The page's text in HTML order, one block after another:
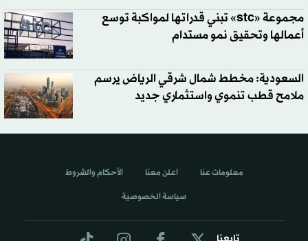
مجموعة «stc» تبني قدراتها لمواكبة توسع
أعمالها وتحقيق نمو مستدام
السعودية: مخطط شمال شرقي الرياض يرسم
ملامح قطب تنموي واستثماري جديد
معلومات عنا اعلن معنا الأحكام والشروط
سياسة الخصوصية